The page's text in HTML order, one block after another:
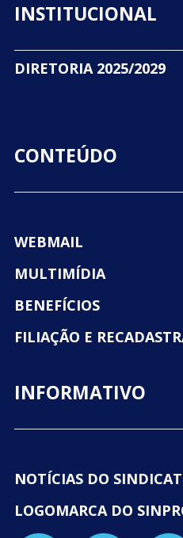
INSTITUCIONAL
DIRETORIA 2025/2029
CONTEÚDO
WEBMAIL
MULTIMÍDIA
BENEFÍCIOS
FILIAÇÃO E
INFORMATIVO
NOTÍCIAS DO
LOGOMARCA DO